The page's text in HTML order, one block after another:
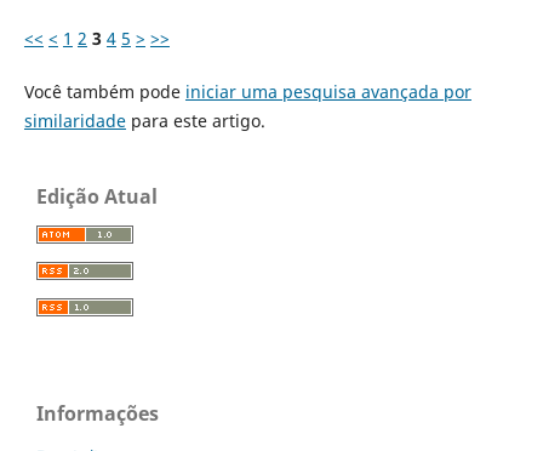
<< < 1 2 3 4 5 > >>
Você também pode iniciar uma pesquisa avançada por
similaridadepara este artigo.
Edição Atual
Informações